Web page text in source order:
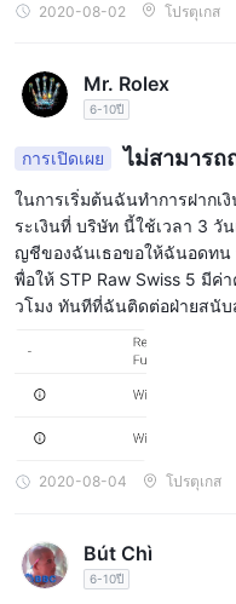
ในทางกลับกัน ในบัญชี STP
ซื้อขายโลหะมีค่าและพลังงา
ธรรมเนียมคอมมิชชั่น ในกรณี
สเปรดได้รับการแก้ไขโดยมีค่
แพลตฟอร์มการซื้อขาย
Swiss Marketsเสนอเมต้าเ
ขาย แพลตฟอร์มที่ครอบคลุม
เทรดเดอร์ในการดำเนินการ
ซื้อขายที่ได้รับความนิยมและ
บริการในอุปกรณ์หลายเครื่องร
Swiss Marketsนำเสนอวิธีก
Visa, Mastercard,
ก็ตาม Swift อาจใช้เวลา 1-4
เมื่อพูดถึงการถอนเงิน Visa,
สวนคดีนี้ ... ระวังพวกเขาไม่ใ
2020-08-02 โปรตุเกส
Mr. Rolex
6-10ปี
การเปิดเผย ไม่สามารถ
ในการเริ่มต้นฉันทำการฝากเ
ระเงินที่ บริษัท นี้ใช้เวลา 3 วั
ญชีของฉันเธอขอให้ฉันอดทน
พื่อให้ STP Raw Swiss 5 มี
วโมง ทันทีที่ฉันติดต่อฝ่ายสนับ
บบัญชีของฉันฉันตัดสินใจถอน
อนานกว่าหนึ่งเดือน หลังจากก
kes เพราะธนาคารตัวกลางข
และหลังจาก 3 สัปดาห์ของก
2020-08-04 โปรตุเกส
Bút Chì
6-10ปี